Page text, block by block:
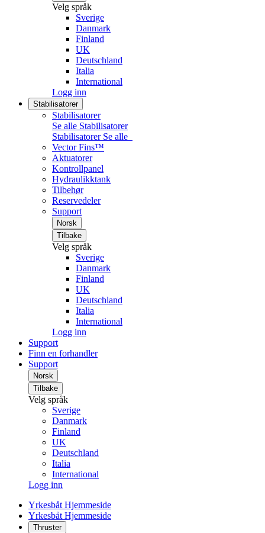
Velg språk
Sverige
Danmark
Finland
UK
Deutschland
Italia
International
Logg inn
Stabilisatorer
Stabilisatorer
Se alle Stabilisatorer
Stabilisatorer Se alle
Vector Fins™
Aktuatorer
Kontrollpanel
Hydraulikktank
Tilbehør
Reservedeler
Support
Norsk
Tilbake
Velg språk
Sverige
Danmark
Finland
UK
Deutschland
Italia
International
Logg inn
Support
Finn en forhandler
Support
Norsk
Tilbake
Velg språk
Sverige
Danmark
Finland
UK
Deutschland
Italia
International
Logg inn
Yrkesbåt Hjemmeside
Yrkesbåt Hjemmeside
Thruster